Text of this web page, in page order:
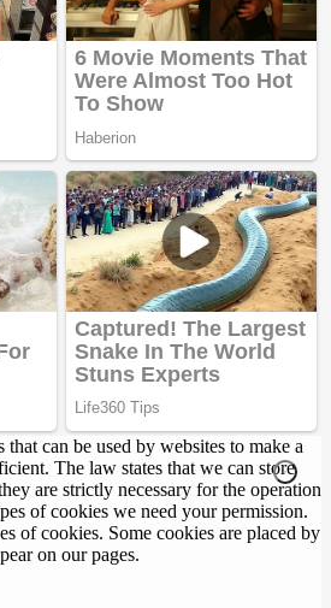
can be used by websites to make a
The law states that we can store
are strictly necessary for the operation
of cookies we need your permission.
of cookies. Some cookies are placed by
on our pages.